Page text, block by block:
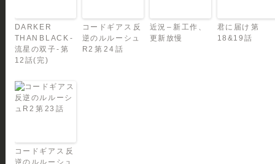
DARKER
THAN BLACK -
流星の双子- 第
12話(完)
コードギアス 反
逆のルルーシュ
R2 第 24 話
近況 – 新工作、
更新放慢
君に届け 第
18&19話
コードギアス 反
逆のルルーシュ